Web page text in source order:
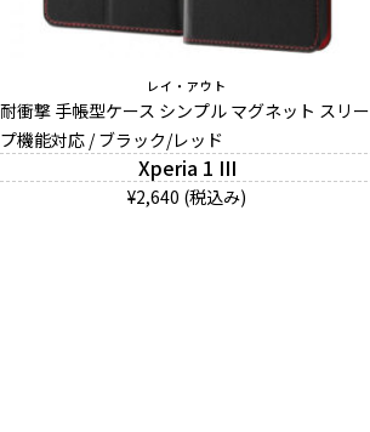
レイ・アウト
耐衝撃 手帳型ケース シンプル マグネット スリー
プ機能対応 / ブラック/レッド
Xperia 1 III
¥2,640 (税込み)